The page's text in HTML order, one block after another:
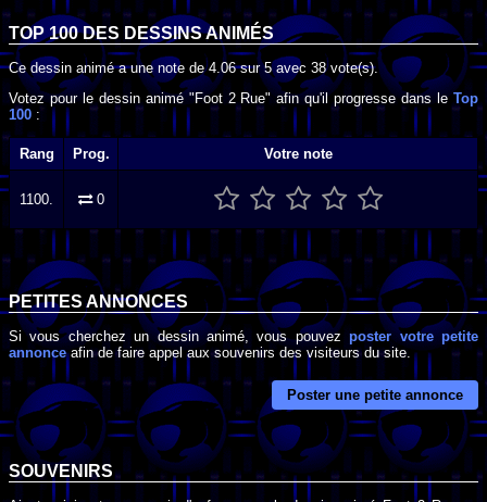
TOP 100 DES DESSINS ANIMÉS
Ce dessin animé a une note de4.06sur5avec 38vote(s).
Votez pour le dessin animé "Foot 2 Rue" afin qu'il progresse dans leTop
100 :
Rang Prog. Votre note
1100. 0
PETITES ANNONCES
Si vous cherchez un dessin animé, vous pouvezposter votre petite
annonceafin de faire appel aux souvenirs des visiteurs du site.
Poster une petite annonce
SOUVENIRS